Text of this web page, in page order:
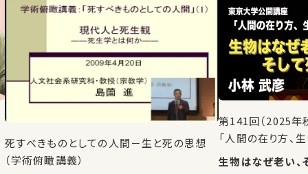
死すべきものとしての人間－生と死の思想
（学術俯瞰講義）
第141回（2025年
「人間の在り方、
生物はなぜ老い、